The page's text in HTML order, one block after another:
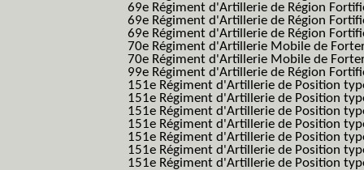
69e Régiment d'Artillerie de Région
69e Régiment d'Artillerie de Région
69e Régiment d'Artillerie de Région
70e Régiment d'Artillerie Mobile de
70e Régiment d'Artillerie Mobile de
99e Régiment d'Artillerie de Région
151e Régiment d'Artillerie de Position
151e Régiment d'Artillerie de Position
151e Régiment d'Artillerie de Position
151e Régiment d'Artillerie de Position
151e Régiment d'Artillerie de Position
151e Régiment d'Artillerie de Position
151e Régiment d'Artillerie de Position